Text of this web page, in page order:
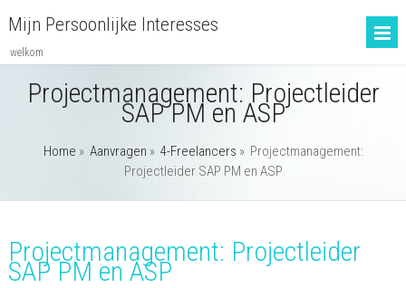
Mijn Persoonlijke Interesses
welkom
Projectmanagement: Projectleider
SAP PM en ASP
Home » Aanvragen » 4-Freelancers » Projectmanagement:
Projectleider SAP PM en ASP
Projectmanagement: Projectleider
SAP PM en ASP